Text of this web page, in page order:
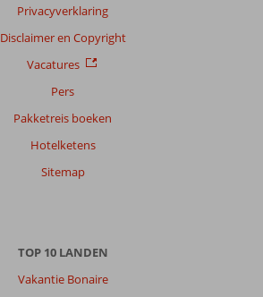
Privacyverklaring
Disclaimer en Copyright
Vacatures
Pers
Pakketreis boeken
Hotelketens
Sitemap
TOP 10 LANDEN
Vakantie Bonaire